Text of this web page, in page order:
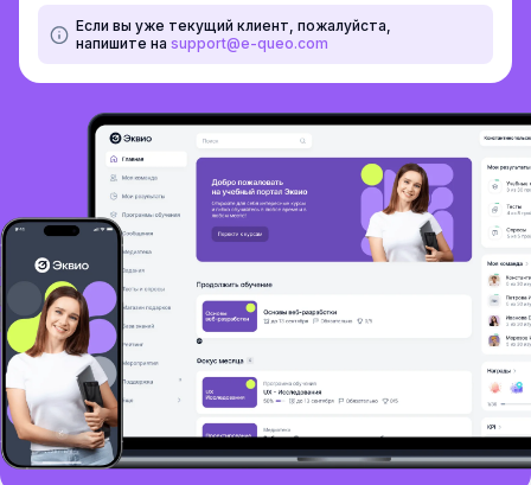
Если вы уже текущий клиент, пожалуйста,
напишите на support@e-queo.com